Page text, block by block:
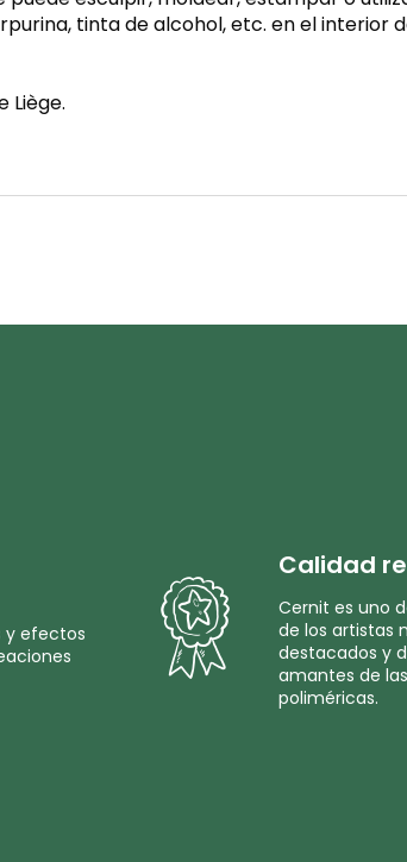
tinta de alcohol, etc. en el interior
Liège.
y efectos
Calidad
Cernit es uno
de los artistas
destacados y
amantes de
poliméricas.